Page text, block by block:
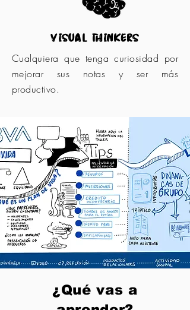
visual thinkers
Cualquiera que tenga curiosidad por
mejorar sus notas y ser más
productivo.
¿Qué vas a